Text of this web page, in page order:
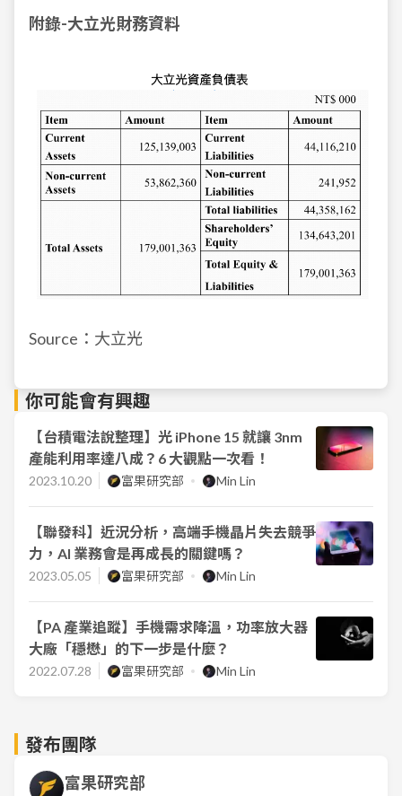
附錄-大立光財務資料
Source：大立光
你可能會有興趣
【台積電法說整理】光 iPhone 15 就讓 3nm
產能利用率達八成？6 大觀點一次看！
2023.10.20 富果研究部 Min Lin
【聯發科】近況分析，高端手機晶片失去競爭
力，AI 業務會是再成長的關鍵嗎？
2023.05.05 富果研究部 Min Lin
【PA 產業追蹤】手機需求降溫，功率放大器
大廠「穩懋」的下一步是什麼？
2022.07.28 富果研究部 Min Lin
發布團隊
富果研究部